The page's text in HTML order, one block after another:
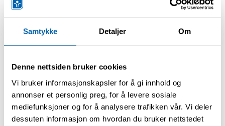
Samtykke Detaljer Om
Denne nettsiden bruker cookies
Vi bruker informasjonskapsler for å gi innhold og
annonser et personlig preg, for å levere sosiale
mediefunksjoner og for å analysere trafikken vår. Vi deler
dessuten informasjon om hvordan du bruker nettstedet
Lytt i iTunes
Motivasjon for å komme i
gang: